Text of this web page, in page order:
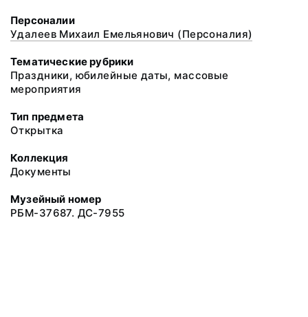
Персоналии
Удалеев Михаил Емельянович (Персоналия)
Тематические рубрики
Праздники, юбилейные даты, массовые
мероприятия
Тип предмета
Открытка
Коллекция
Документы
Музейный номер
РБМ-37687. ДС-7955